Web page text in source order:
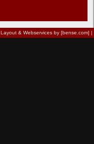
Layout & Webservices by [bense.com] |